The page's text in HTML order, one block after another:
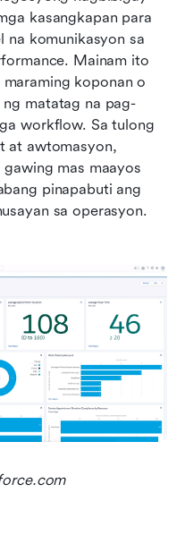
kasangkapan para
na komunikasyon sa
Mainam ito
koponan o
ng matatag na pag-
workflow. Sa tulong
at awtomasyon,
mas maayos
pinapabuti ang
sa operasyon.